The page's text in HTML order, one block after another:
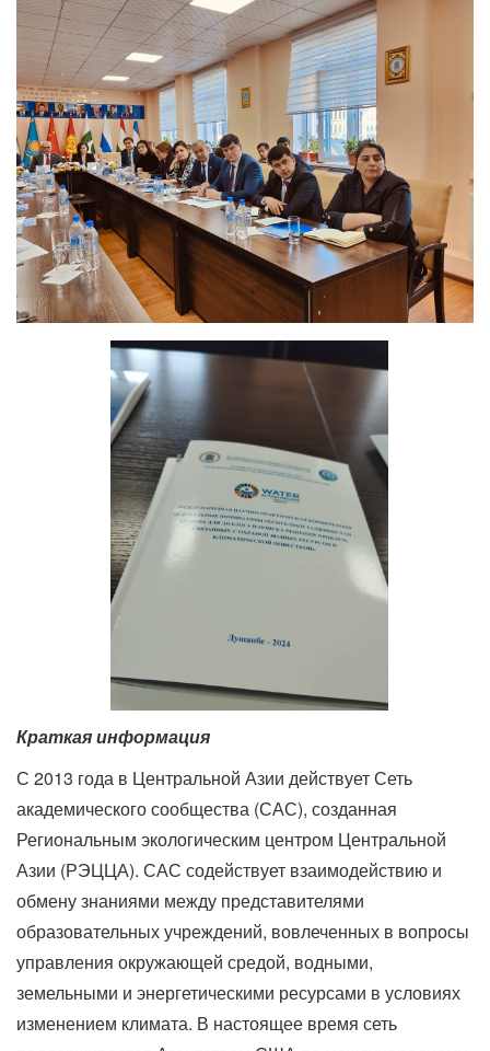
Краткая информация
С 2013 года в Центральной Азии действует Сеть
академического сообщества (САС), созданная
Региональным экологическим центром Центральной
Азии (РЭЦЦА). САС содействует взаимодействию и
обмену знаниями между представителями
образовательных учреждений, вовлеченных в вопросы
управления окружающей средой, водными,
земельными и энергетическими ресурсами в условиях
изменением климата. В настоящее время сеть